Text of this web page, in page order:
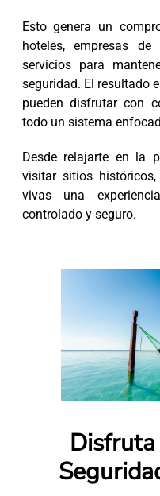
Esto genera un
hoteles, empresas
servicios para
seguridad. El resultado
pueden disfrutar con
todo un sistema
Desde relajarte en la
visitar sitios
vivas una
controlado y seguro.